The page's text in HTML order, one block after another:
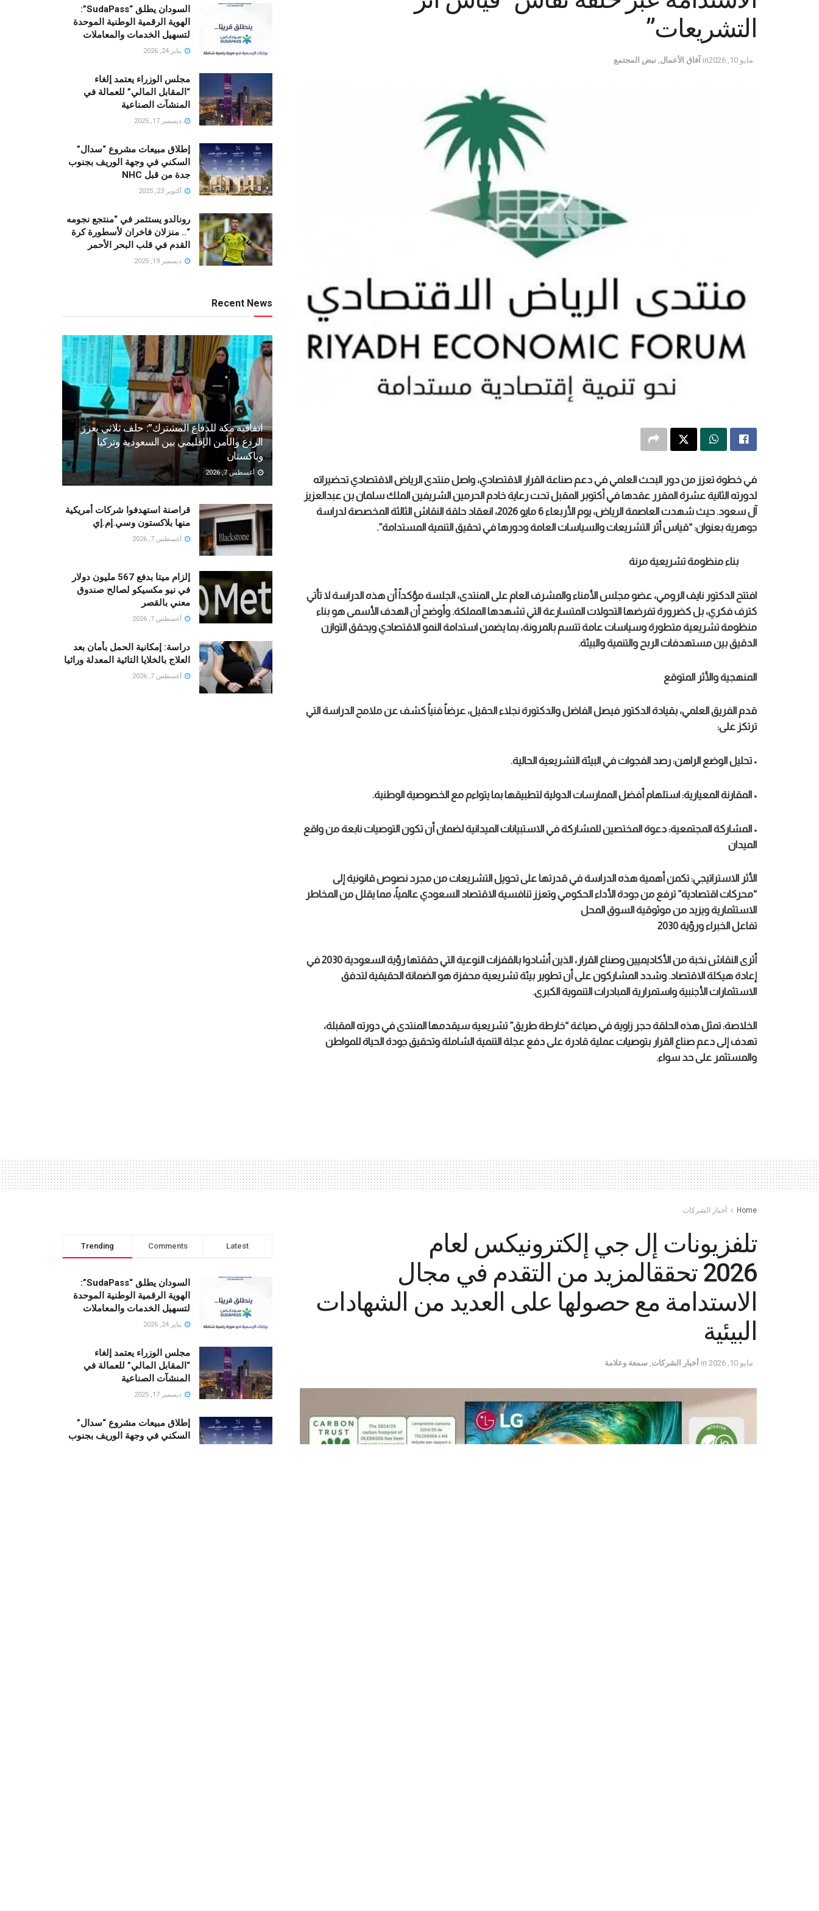
التشريعات”
مايو 10, 2026 in آفاق الأعمال نبض المجتمع
في خطوة تعزز من دور البحث العلمي في دعم صناعة القرار الاقتصادي، واصل منتدى الرياض الاقتصادي تحضيراته
لدورته الثانية عشرة المقرر عقدها في أكتوبر المقبل تحت رعاية خادم الحرمين الشريفين الملك سلمان بن عبدالعزيز
آل سعود. حيث شهدت العاصمة الرياض، يوم الأربعاء 6 مايو 2026، انعقاد حلقة النقاش الثالثة المخصصة لدراسة
جوهرية بعنوان: “قياس أثر التشريعات والسياسات العامة ودورها في تحقيق التنمية المستدامة”.
بناء منظومة تشريعية مرنة
افتتح الدكتور نايف الرومي، عضو مجلس الأمناء والمشرف العام على المنتدى، الجلسة مؤكداً أن هذه الدراسة لا تأتي
كترف فكري، بل كضرورة تفرضها التحولات المتسارعة التي تشهدها المملكة. وأوضح أن الهدف الأسمى هو بناء
منظومة تشريعية متطورة وسياسات عامة تتسم بالمرونة، بما يضمن استدامة النمو الاقتصادي ويحقق التوازن
الدقيق بين مستهدفات الربح والتنمية والبيئة.
المنهجية والأثر المتوقع
قدم الفريق العلمي، بقيادة الدكتور فيصل الفاضل والدكتورة نجلاء الحقيل، عرضاً فنياً كشف عن ملامح الدراسة التي
ترتكز على:
• تحليل الوضع الراهن: رصد الفجوات في البيئة التشريعية الحالية.
• المقارنة المعيارية: استلهام أفضل الممارسات الدولية لتطبيقها بما يتواءم مع الخصوصية الوطنية.
• المشاركة المجتمعية: دعوة المختصين للمشاركة في الاستبيانات الميدانية لضمان أن تكون التوصيات نابعة من واقع
الميدان
الأثر الاستراتيجي: تكمن أهمية هذه الدراسة في قدرتها على تحويل التشريعات من مجرد نصوص قانونية إلى
“محركات اقتصادية” ترفع من جودة الأداء الحكومي وتعزز تنافسية الاقتصاد السعودي عالمياً، مما يقلل من المخاطر
الاستثمارية ويزيد من موثوقية السوق المحل
تفاعل الخبراء ورؤية 2030
أثرى النقاش نخبة من الأكاديميين وصناع القرار، الذين أشادوا بالقفزات النوعية التي حققتها رؤية السعودية 2030 في
إعادة هيكلة الاقتصاد. وشدد المشاركون على أن تطوير بيئة تشريعية محفزة هو الضمانة الحقيقية لتدفق
الاستثمارات الأجنبية واستمرارية المبادرات التنموية الكبرى.
الخلاصة: تمثل هذه الحلقة حجر زاوية في صياغة “خارطة طريق” تشريعية سيقدمها المنتدى في دورته المقبلة،
تهدف إلى دعم صناع القرار بتوصيات عملية قادرة على دفع عجلة التنمية الشاملة وتحقيق جودة الحياة للمواطن
والمستثمر على حد سواء.
السودان يطلق “SudaPass”:
الهوية الرقمية الوطنية الموحدة
لتسهيل الخدمات والمعاملات
يناير 24, 2026
مجلس الوزراء يعتمد إلغاء
“المقابل المالي” للعمالة في
المنشآت الصناعية
ديسمبر 17, 2025
إطلاق مبيعات مشروع “سدال”
السكني في وجهة الوريف بجنوب
جدة من قبل NHC
أكتوبر 23, 2025
رونالدو يستثمر في “منتجع نجومه
“.. منزلان فاخران لأسطورة كرة
القدم في قلب البحر الأحمر
ديسمبر 19, 2025
Recent News
اتفاقية مكة للدفاع المشترك”: حلف ثلاثي يعزز
الردع والأمن الإقليمي بين السعودية وتركيا
وباكستان
أغسطس 7, 2026
قراصنة استهدفوا شركات أمريكية
منها بلاكستون وسي.إم.إي
أغسطس 7, 2026
إلزام ميتا بدفع 567 مليون دولار
في نيو مكسيكو لصالح صندوق
معني بالقصر
أغسطس 7, 2026
دراسة: إمكانية الحمل بأمان بعد
العلاج بالخلايا التائية المعدلة وراثيا
أغسطس 7, 2026
Home أخبار الشركات
تلفزيونات إل جي إلكترونيكس لعام
2026 تحققالمزيد من التقدم في مجال
الاستدامة مع حصولها على العديد من الشهادات
البيئية
مايو 10, 2026 in أخبار الشركات سمعة وعلامة
Trending Comments Latest
السودان يطلق “SudaPass”:
الهوية الرقمية الوطنية الموحدة
لتسهيل الخدمات والمعاملات
يناير 24, 2026
مجلس الوزراء يعتمد إلغاء
“المقابل المالي” للعمالة في
المنشآت الصناعية
ديسمبر 17, 2025
إطلاق مبيعات مشروع “سدال”
السكني في وجهة الوريف بجنوب